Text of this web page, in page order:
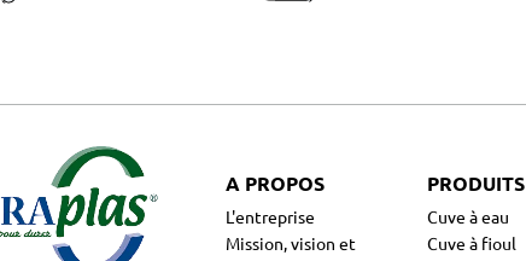
A PROPOS
L'entreprise
Mission, vision et
PRODUITS
Cuve à eau
Cuve à fioul